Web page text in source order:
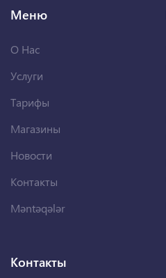
Меню
О Нас
Услуги
Тарифы
Магазины
Новости
Контакты
Məntəqələr
Контакты